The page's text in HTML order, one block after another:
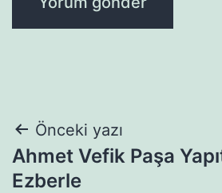
Yazı
gezinmesi
Önceki yazı
Ahmet Vefik Paşa
Ezberle